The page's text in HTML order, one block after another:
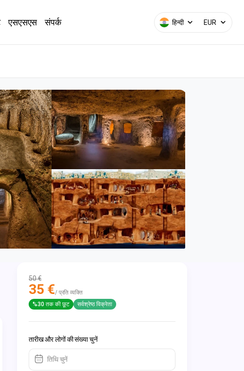
एसएसएस संपर्क हिन्दी EUR
50 €
35 €/ प्रति व्यक्ति
%30 तक की छूट
सर्वश्रेष्ठ विक्रेता
तारीख और लोगों की संख्या चुनें
तिथि चुनें